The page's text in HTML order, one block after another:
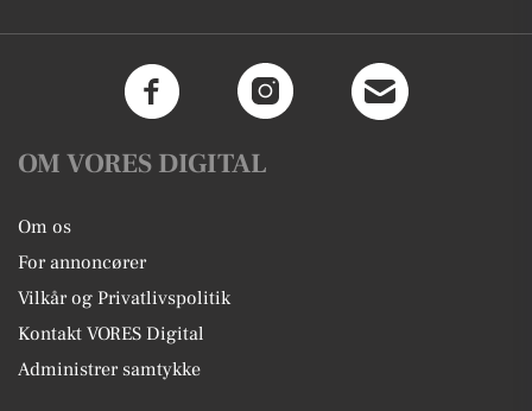
OM VORES DIGITAL
Om os
For annoncører
Vilkår og Privatlivspolitik
Kontakt VORES Digital
Administrer samtykke